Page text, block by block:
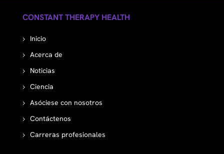
CONSTANT THERAPY HEALTH
Inicio
Acerca de
Noticias
Ciencia
Asóciese con nosotros
Contáctenos
Carreras profesionales